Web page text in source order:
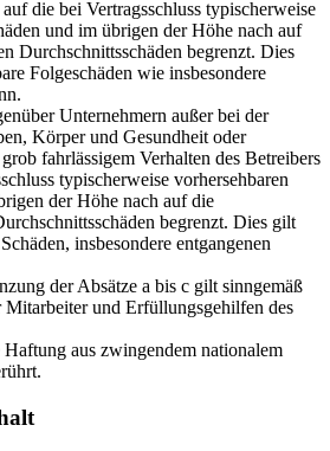
die bei Vertragsschluss typischerweise
und im übrigen der Höhe nach auf
Durchschnittsschäden begrenzt. Dies
Folgeschäden wie insbesondere
Unternehmern außer bei der
Körper und Gesundheit oder
fahrlässigem Verhalten des Betreibers
typischerweise vorhersehbaren
der Höhe nach auf die
begrenzt. Dies gilt
insbesondere entgangenen
der Absätze a bis c gilt sinngemäß
Mitarbeiter und Erfüllungsgehilfen des
aus zwingendem nationalem